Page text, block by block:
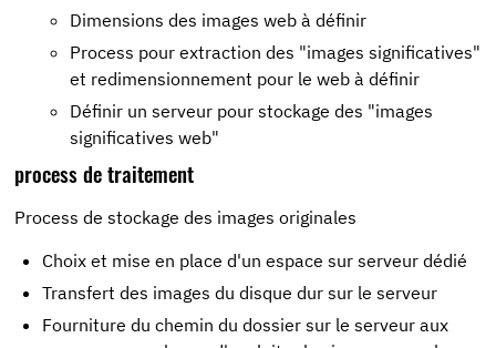
Dimensions des images web à définir
Process pour extraction des "images significatives"
et redimensionnement pour le web à définir
Définir un serveur pour stockage des "images
significatives web"
process de traitement
Process de stockage des images originales
Choix et mise en place d'un espace sur serveur dédié
Transfert des images du disque dur sur le serveur
Fourniture du chemin du dossier sur le serveur aux